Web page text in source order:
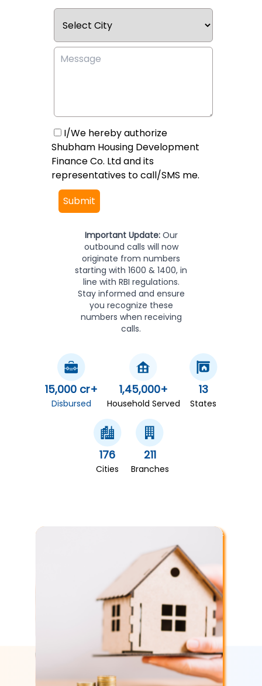
I/We hereby authorize
Shubham Housing Development
Finance Co. Ltd and its
representatives to call/SMS me.
Submit
Important Update:Our
outbound calls will now
originate from numbers
starting with 1600 & 1400, in
line with RBI regulations.
Stay informed and ensure
you recognize these
numbers when receiving
calls.
15,000 cr+
Disbursed
1,45,000+
Household Served
13
States
176
Cities
211
Branches